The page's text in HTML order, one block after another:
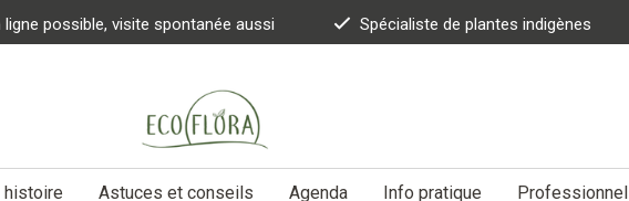
possible, visite spontanée aussi Spécialiste de plantes indigènes
histoire Astuces et conseils Agenda Info pratique Professionnel